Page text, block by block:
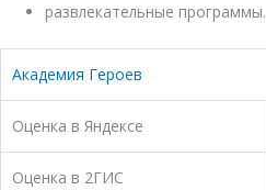
развлекательные программы.
Академия Героев
Оценка в Яндексе
Оценка в 2ГИС